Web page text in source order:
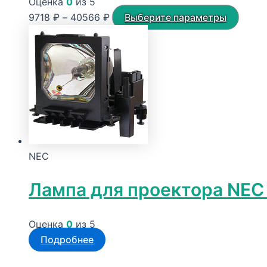
9718 ₽ – 40566 ₽Диапазон
9718 ₽
–
40566 ₽
Выберите параметры
Этот
NEC
Лампа для проектора
Оценка 0 из 5
Подробнее